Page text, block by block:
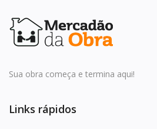
Sua obra começa e termina aqui!
Links rápidos